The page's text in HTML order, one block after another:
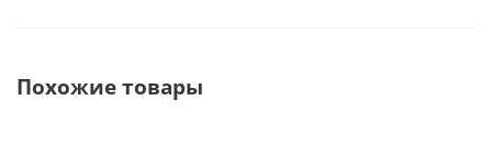
Похожие товары